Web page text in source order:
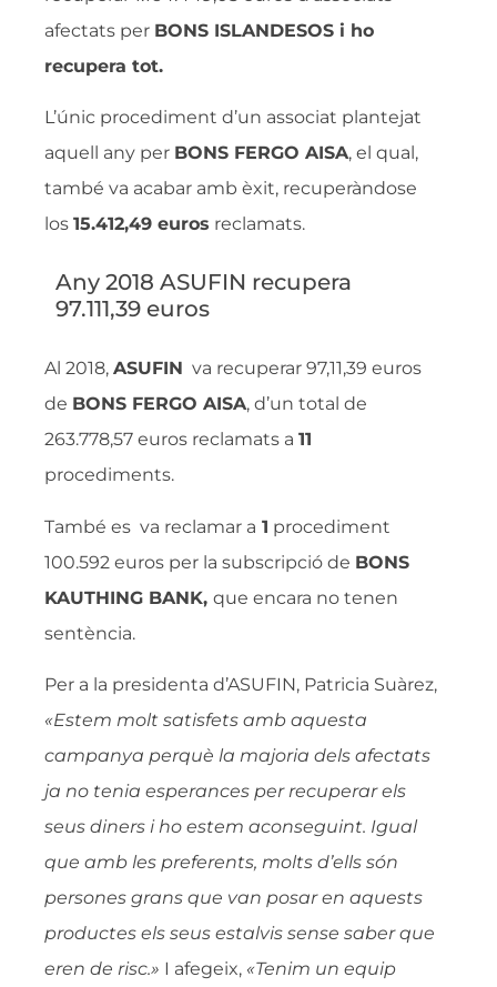
afectats per BONS ISLANDESOS i ho
recupera tot.
L’únic procediment d’un associat plantejat
aquell any per BONS FERGO AISA, el qual,
també va acabar amb èxit, recuperàndose
los 15.412,49 euros reclamats.
Any 2018 ASUFIN recupera
97.111,39 euros
Al 2018, ASUFIN va recuperar 97,11,39 euros
de BONS FERGO AISA, d’un total de
263.778,57 euros reclamats a 11
procediments.
També es va reclamar a 1 procediment
100.592 euros per la subscripció de BONS
KAUTHING BANK, que encara no tenen
sentència.
Per a la presidenta d’ASUFIN, Patricia Suàrez,
«Estem molt satisfets amb aquesta
campanya perquè la majoria dels afectats
ja no tenia esperances per recuperar els
seus diners i ho estem aconseguint. Igual
que amb les preferents, molts d’ells són
persones grans que van posar en aquests
productes els seus estalvis sense saber que
eren de risc.» I afegeix, «Tenim un equip